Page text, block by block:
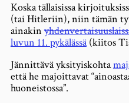
Koska tällaisissa
(tai Hitleriin), niin tämän
ainakin
luvun 11. pykälässä(kiitos
Jännittävä yksityiskohta
että he majoittavat
huoneistossa”.